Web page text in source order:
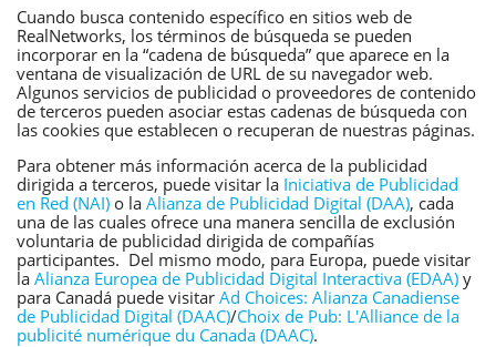
Cuando busca contenido específico en sitios web de
RealNetworks, los términos de búsqueda se pueden
incorporar en la “cadena de búsqueda” que aparece en la
ventana de visualización de URL de su navegador web.
Algunos servicios de publicidad o proveedores de contenido
de terceros pueden asociar estas cadenas de búsqueda con
las cookies que establecen o recuperan de nuestras páginas.
Para obtener más información acerca de la publicidad
dirigida a terceros, puede visitar la Iniciativa de Publicidad
en Red (NAI) o la Alianza de Publicidad Digital (DAA), cada
una de las cuales ofrece una manera sencilla de exclusión
voluntaria de publicidad dirigida de compañías
participantes. Del mismo modo, para Europa, puede visitar
la Alianza Europea de Publicidad Digital Interactiva (EDAA) y
para Canadá puede visitar Ad Choices: Alianza Canadiense
de Publicidad Digital (DAAC)/Choix de Pub: L'Alliance de la
publicité numérique du Canada (DAAC).